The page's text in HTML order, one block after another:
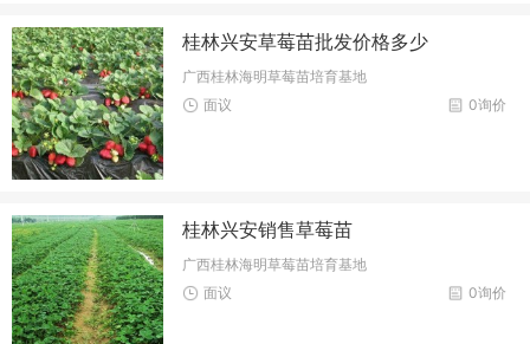
桂林兴安草莓苗批发价格多少
广西桂林海明草莓苗培育基地
0询价
面议
桂林兴安销售草莓苗
广西桂林海明草莓苗培育基地
0询价
面议